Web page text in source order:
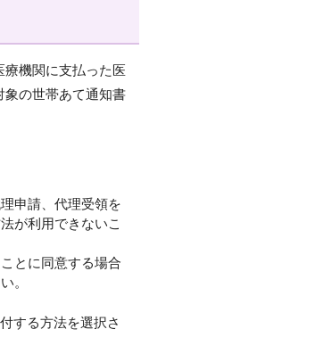
機関に支払った医
象の世帯あて通知書
申請、代理受領を
が利用できないこ
とに同意する場合
。
する方法を選択さ